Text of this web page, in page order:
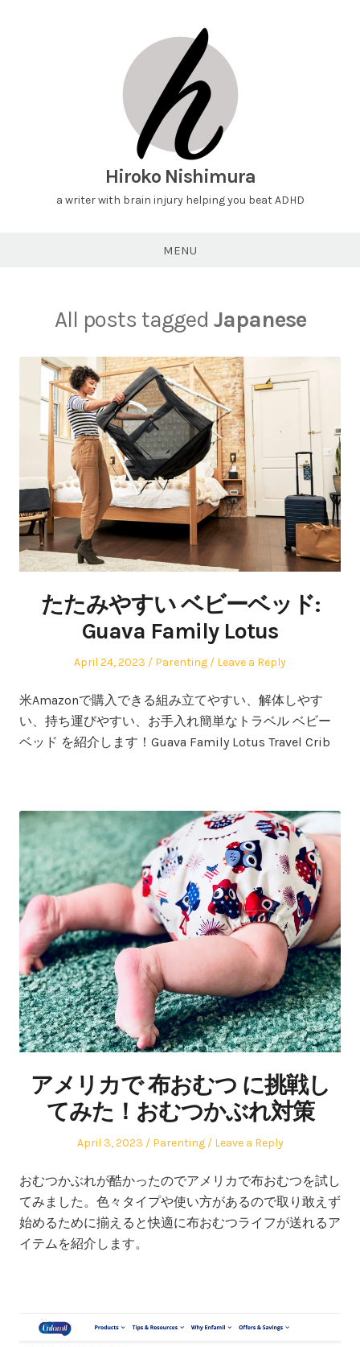
Hiroko Nishimura
a writer with brain injury helping you beat ADHD
MENU
All posts tagged Japanese
たたみやすい ベビーベッド:
Guava Family Lotus
Posted
April 24, 2023
Posted
Parenting Leave a Reply
米Amazonで購入できる組み立てやすい、解体しやす
い、持ち運びやすい、お手入れ簡単なトラベル ベビー
ベッド を紹介します！Guava Family Lotus Travel Crib
アメリカで 布おむつ に挑戦し
てみた！おむつかぶれ対策
Posted
April 3, 2023
Posted
Parenting Leave a Reply
おむつかぶれが酷かったのでアメリカで布おむつを試し
てみました。色々タイプや使い方があるので取り敢えず
始めるために揃えると快適に布おむつライフが送れるア
イテムを紹介します。